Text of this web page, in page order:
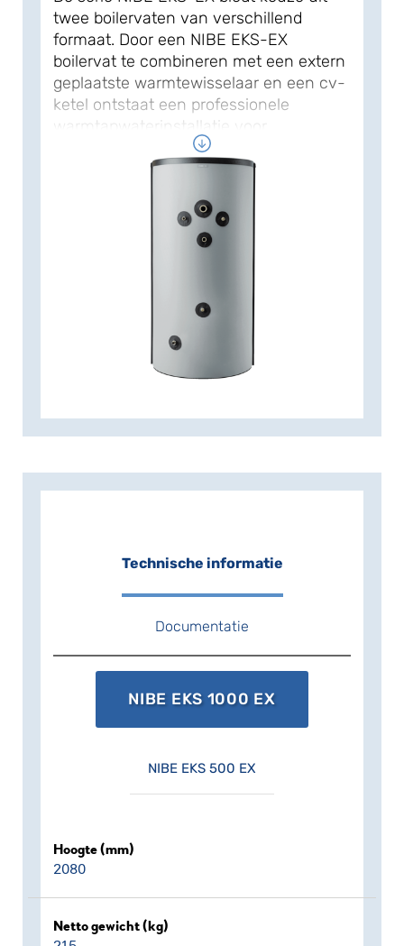
twee boilervaten van verschillend
formaat. Door een NIBE EKS-EX
boilervat te combineren met een extern
geplaatste warmtewisselaar en een cv-
ketel ontstaat een professionele
warmtapwaterinstallatie voor
appartementengebouw, ziekenhuis of
hotel. NIBE EKS-EX boilervaten hebben
een corrosiebestendige koperen
binnenbekleding en een unieke
inlaatsproeipijp die de juiste invoer van
werking van het oplaadsysteem –
waarborgt. NIBE EKS-EX boilervaten zijn
hoogwaardig en milieuvriendelijk
geïsoleerd om het warmteverlies tot een
minimum te beperken. Doordat de
geïnstalleerde vermogen van de
boilervaten worden de totale
Technische informatie
Documentatie
NIBE EKS 1000 EX
NIBE EKS 500 EX
Hoogte (mm)
2080
Netto gewicht (kg)